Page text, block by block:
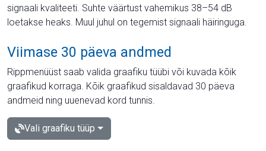
signaali kvaliteeti. Suhte väärtust vahemikus 38–54 dB
loetakse heaks. Muul juhul on tegemist signaali häiringuga.
Viimase 30 päeva andmed
Rippmenüüst saab valida graafiku tüübi või kuvada kõik
graafikud korraga. Kõik graafikud sisaldavad 30 päeva
andmeid ning uuenevad kord tunnis.
Vali graafiku tüüp